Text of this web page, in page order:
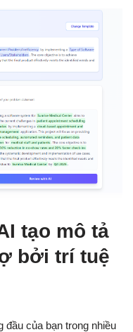
tạo mô tả
bởi trí tuệ
đầu của bạn trong nhiều